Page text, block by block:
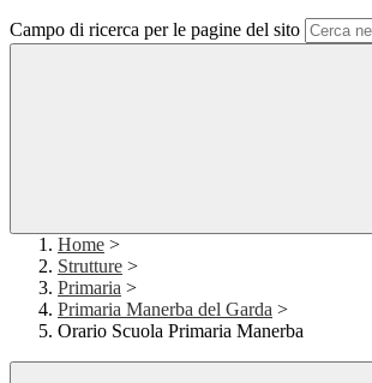
Campo di ricerca per le pagine del sito
Home >
Strutture >
Primaria >
Primaria Manerba del Garda >
Orario Scuola Primaria Manerba